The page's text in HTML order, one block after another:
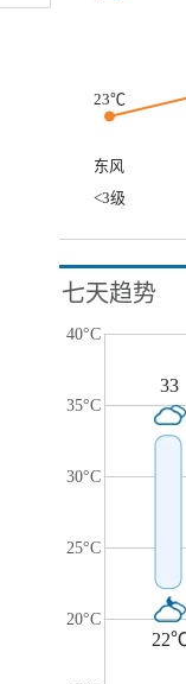
23℃
东风
<3级
七天趋势
40°C
35°C
30°C
25°C
20°C
33